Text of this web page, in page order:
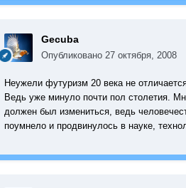
Gecuba
Опубликовано 27 октября, 2008
Неужели футуризм 20 века не
Ведь уже минуло почти пол столетия.
должен был измениться, ведь
поумнело и продвинулось в науке,